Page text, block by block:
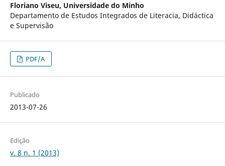
Floriano Viseu, Universidade do Minho
Departamento de Estudos Integrados de Literacia, Didáctica
e Supervisão
PDF/A
Publicado
2013-07-26
Edição
v. 8 n. 1 (2013)